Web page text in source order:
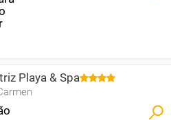
Playa & Spa